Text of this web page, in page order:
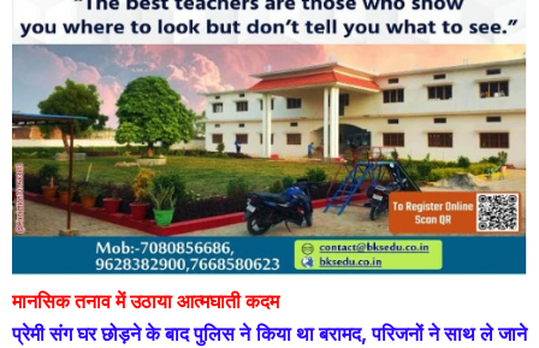
मानसिक तनाव में उठाया आत्मघाती कदम
प्रेमी संग घर छोड़ने के बाद पुलिस ने किया था बरामद, परिजनों ने साथ ले जाने